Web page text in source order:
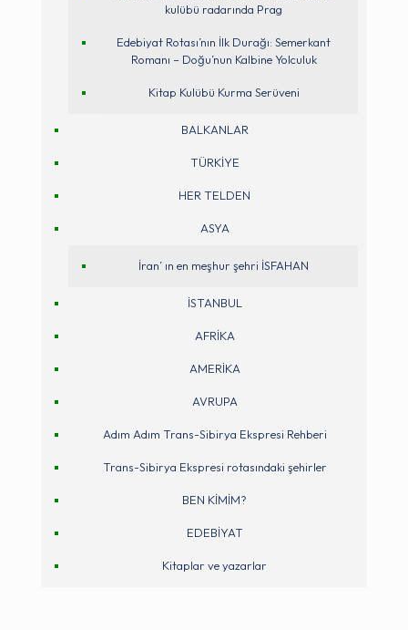
kulübü radarında Prag
Edebiyat Rotası’nın İlk Durağı: Semerkant
Romanı – Doğu’nun Kalbine Yolculuk
Kitap Kulübü Kurma Serüveni
BALKANLAR
TÜRKİYE
HER TELDEN
ASYA
İran’ ın en meşhur şehri İSFAHAN
İSTANBUL
AFRİKA
AMERİKA
AVRUPA
Adım Adım Trans-Sibirya Ekspresi Rehberi
Trans-Sibirya Ekspresi rotasındaki şehirler
BEN KİMİM?
EDEBİYAT
Kitaplar ve yazarlar